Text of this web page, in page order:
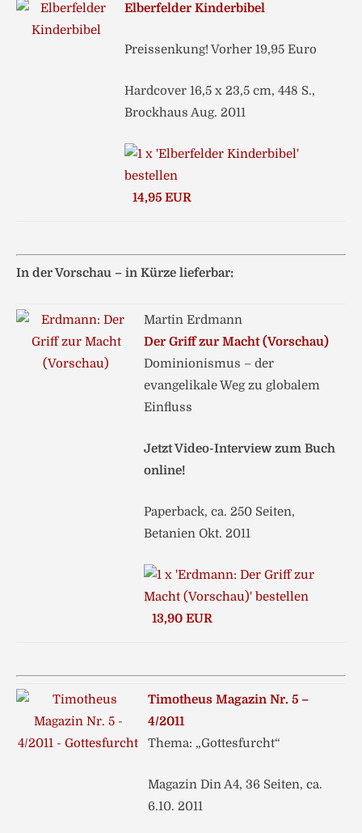
Elberfelder Kinderbibel
Preissenkung! Vorher 19,95 Euro
Hardcover 16,5 x 23,5 cm, 448 S.,
Brockhaus Aug. 2011
14,95 EUR
In der Vorschau – in Kürze lieferbar:
Martin Erdmann
Der Griff zur Macht (Vorschau)
Dominionismus – der
evangelikale Weg zu globalem
Einfluss
Jetzt Video-Interview zum Buch
online!
Paperback, ca. 250 Seiten,
Betanien Okt. 2011
13,90 EUR
Timotheus Magazin Nr. 5 –
4/2011
Thema: „Gottesfurcht“
Magazin Din A4, 36 Seiten, ca.
6.10. 2011